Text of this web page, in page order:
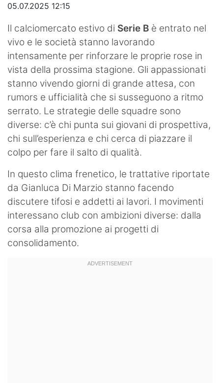
Turismo
Eventi
05.07.2025 12:15
Il calciomercato estivo di Serie B è entrato nel
vivo e le società stanno lavorando
intensamente per rinforzare le proprie rose in
vista della prossima stagione. Gli appassionati
stanno vivendo giorni di grande attesa, con
rumors e ufficialità che si susseguono a ritmo
serrato. Le strategie delle squadre sono
diverse: c’è chi punta sui giovani di prospettiva,
chi sull’esperienza e chi cerca di piazzare il
colpo per fare il salto di qualità.
In questo clima frenetico, le trattative riportate
da Gianluca Di Marzio stanno facendo
discutere tifosi e addetti ai lavori. I movimenti
interessano club con ambizioni diverse: dalla
corsa alla promozione ai progetti di
consolidamento.